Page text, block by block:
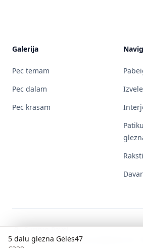
5 dalu glezna Gėlės47
Galerija
Pec temam
Pec dalam
Pec krasam
Raksti
Surinin Pavel
Individualios veiklos pažymos Nr.